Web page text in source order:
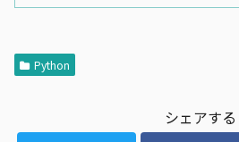
Python
シェアする